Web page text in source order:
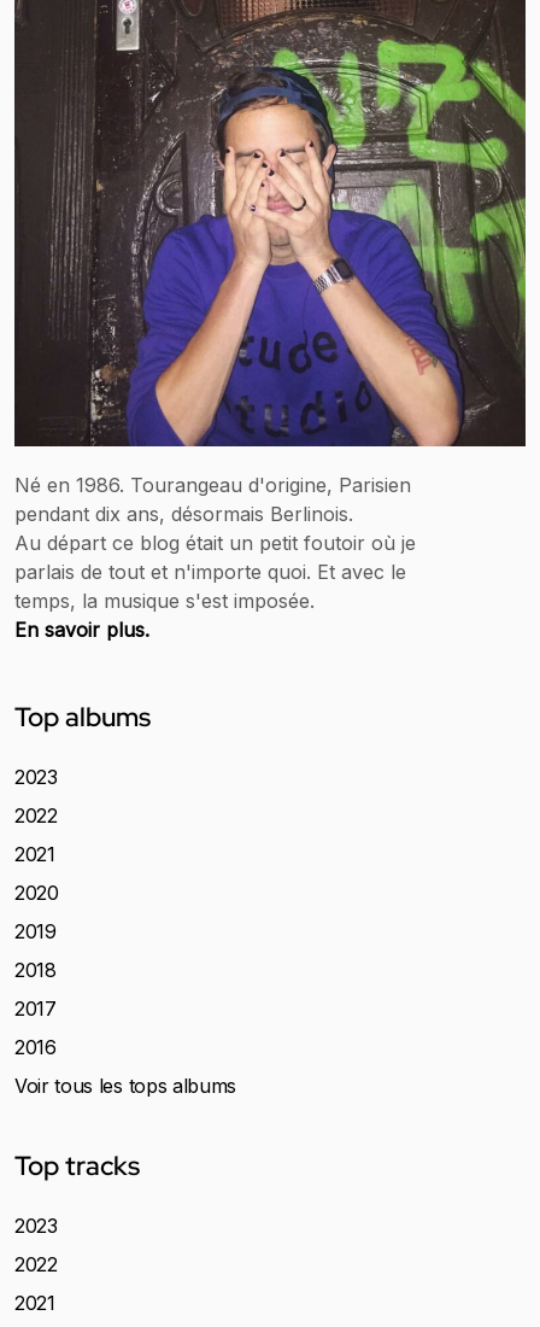
Né en 1986. Tourangeau d'origine, Parisien
pendant dix ans, désormais Berlinois.
Au départ ce blog était un petit foutoir où je
parlais de tout et n'importe quoi. Et avec le
temps, la musique s'est imposée.
En savoir plus.
Top albums
2023
2022
2021
2020
2019
2018
2017
2016
Voir tous les tops albums
Top tracks
2023
2022
2021